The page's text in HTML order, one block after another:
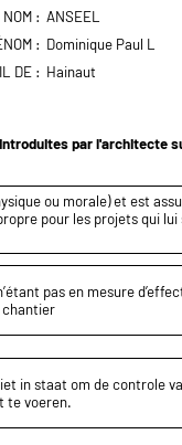
NOM : ANSEEL
: Dominique Paul L
DE : Hainaut
par l'architecte
ou morale) et est
pour les projets qui lui
pas en mesure
chantier
in staat om de controle
te voeren.